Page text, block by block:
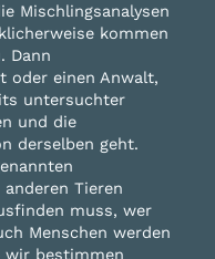
Mischlingsanalysen
kommen
Dann
oder einen Anwalt,
untersuchter
und die
derselben geht.
Tieren
muss, wer
Menschen werden